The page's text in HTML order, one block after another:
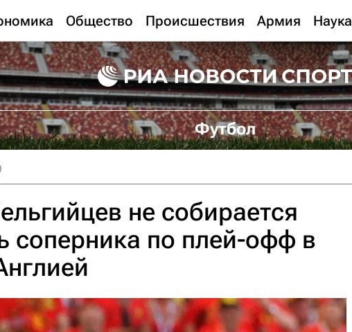
Общество Происшествия Армия Наука
Футбол
не собирается
соперника по плей-офф в